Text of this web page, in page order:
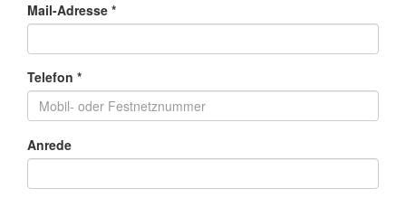
Mail-Adresse *
Telefon *
Anrede